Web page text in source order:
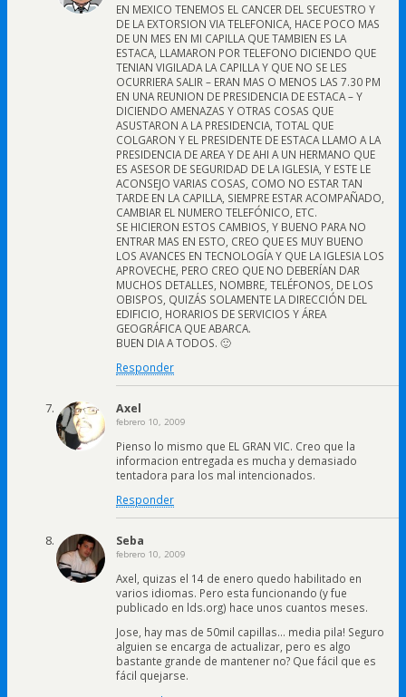
EN MEXICO TENEMOS EL CANCER DEL SECUESTRO Y
DE LA EXTORSION VIA TELEFONICA, HACE POCO MAS
DE UN MES EN MI CAPILLA QUE TAMBIEN ES LA
ESTACA, LLAMARON POR TELEFONO DICIENDO QUE
TENIAN VIGILADA LA CAPILLA Y QUE NO SE LES
OCURRIERA SALIR – ERAN MAS O MENOS LAS 7.30 PM
EN UNA REUNION DE PRESIDENCIA DE ESTACA – Y
DICIENDO AMENAZAS Y OTRAS COSAS QUE
ASUSTARON A LA PRESIDENCIA, TOTAL QUE
COLGARON Y EL PRESIDENTE DE ESTACA LLAMO A LA
PRESIDENCIA DE AREA Y DE AHI A UN HERMANO QUE
ES ASESOR DE SEGURIDAD DE LA IGLESIA, Y ESTE LE
ACONSEJO VARIAS COSAS, COMO NO ESTAR TAN
TARDE EN LA CAPILLA, SIEMPRE ESTAR ACOMPAÑADO,
CAMBIAR EL NUMERO TELEFÓNICO, ETC.
SE HICIERON ESTOS CAMBIOS, Y BUENO PARA NO
ENTRAR MAS EN ESTO, CREO QUE ES MUY BUENO
LOS AVANCES EN TECNOLOGÍA Y QUE LA IGLESIA LOS
APROVECHE, PERO CREO QUE NO DEBERÍAN DAR
MUCHOS DETALLES, NOMBRE, TELÉFONOS, DE LOS
OBISPOS, QUIZÁS SOLAMENTE LA DIRECCIÓN DEL
EDIFICIO, HORARIOS DE SERVICIOS Y ÁREA
GEOGRÁFICA QUE ABARCA.
BUEN DIA A TODOS. 🙂
Responder
Axel
febrero 10, 2009
Pienso lo mismo que EL GRAN VIC. Creo que la
informacion entregada es mucha y demasiado
tentadora para los mal intencionados.
Responder
Seba
febrero 10, 2009
Axel, quizas el 14 de enero quedo habilitado en
varios idiomas. Pero esta funcionando (y fue
publicado en lds.org) hace unos cuantos meses.
Jose, hay mas de 50mil capillas… media pila! Seguro
alguien se encarga de actualizar, pero es algo
bastante grande de mantener no? Que fácil que es
fácil quejarse.